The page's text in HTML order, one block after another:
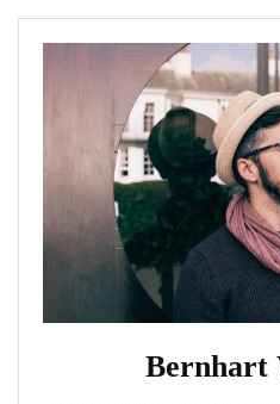
Bernhart